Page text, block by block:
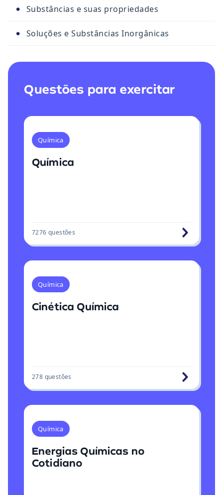
• Substâncias e suas propriedades
• Soluções e Substâncias Inorgânicas
Questões para exercitar
Química
Química
7276 questões
Química
Cinética Química
278 questões
Química
Energias Químicas no
Cotidiano